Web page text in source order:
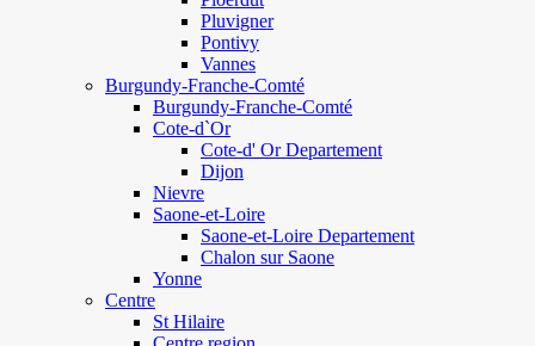
Pluvigner
Pontivy
Vannes
Burgundy-Franche-Comté
Burgundy-Franche-Comté
Cote-d`Or
Cote-d' Or Departement
Dijon
Nievre
Saone-et-Loire
Saone-et-Loire Departement
Chalon sur Saone
Yonne
Centre
St Hilaire